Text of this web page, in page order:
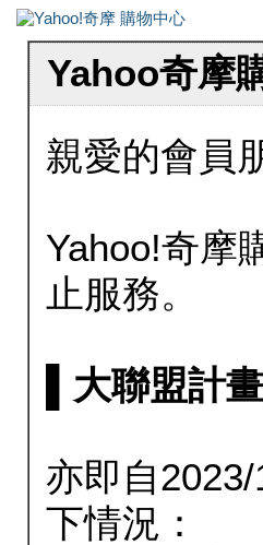
Yahoo奇摩
親愛的會員
Yahoo!奇摩
止服務。
▌大聯盟計
亦即自
下情況：